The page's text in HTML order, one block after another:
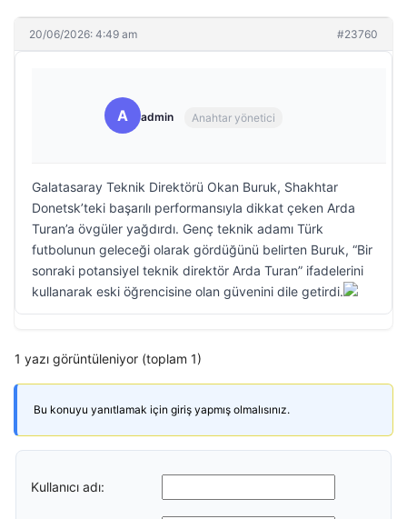
20/06/2026: 4:49 am #23760
A admin Anahtar yönetici
Galatasaray Teknik Direktörü Okan Buruk, Shakhtar
Donetsk’teki başarılı performansıyla dikkat çeken Arda
Turan’a övgüler yağdırdı. Genç teknik adamı Türk
futbolunun geleceği olarak gördüğünü belirten Buruk, “Bir
sonraki potansiyel teknik direktör Arda Turan” ifadelerini
kullanarak eski öğrencisine olan güvenini dile getirdi.
1 yazı görüntüleniyor (toplam 1)
Bu konuyu yanıtlamak için giriş yapmış olmalısınız.
Kullanıcı adı: